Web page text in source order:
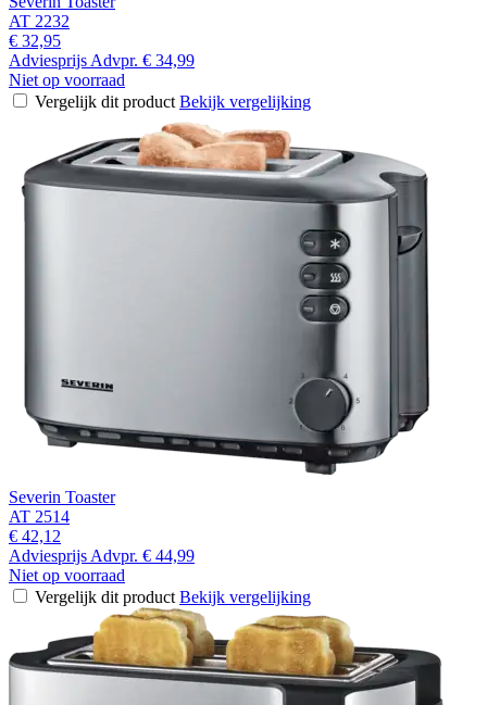
AT 2232
€ 32,95
Adviesprijs Advpr. € 34,99
Niet op voorraad
Vergelijk dit product Bekijk vergelijking
Severin Toaster
AT 2514
€ 42,12
Adviesprijs Advpr. € 44,99
Niet op voorraad
Vergelijk dit product Bekijk vergelijking